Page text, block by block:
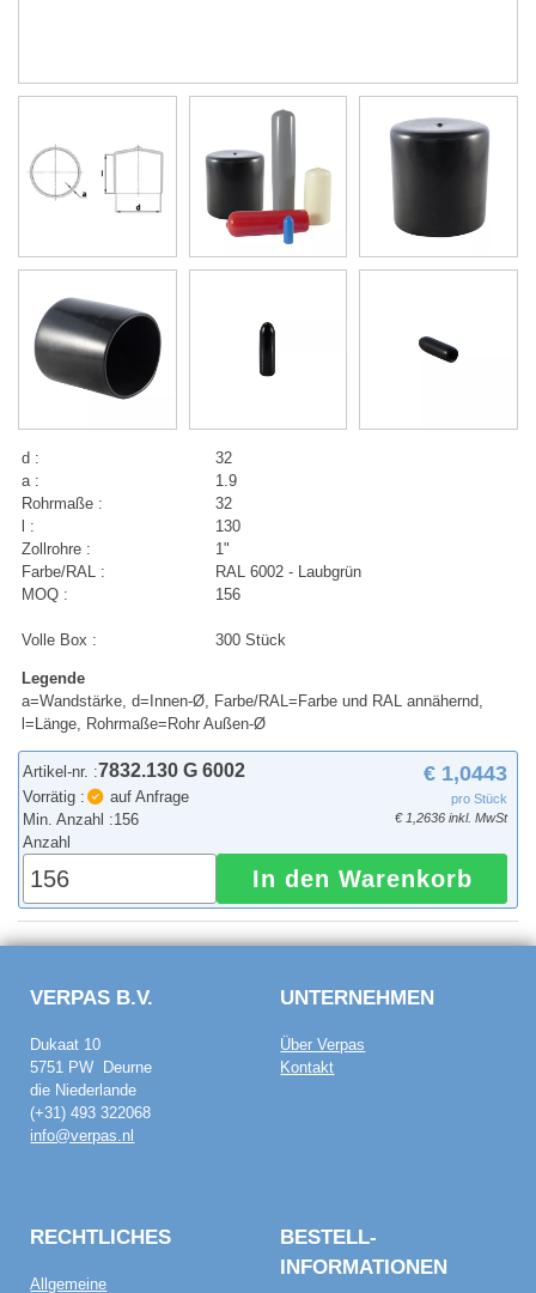
d :
32
a :
1.9
Rohrmaße :
32
l :
130
Zollrohre :
1"
Farbe/RAL :
RAL 6002 - Laubgrün
MOQ :
156
Volle Box : 300 Stück
Legende
a=Wandstärke, d=Innen-Ø, Farbe/RAL=Farbe und RAL annähernd,
l=Länge, Rohrmaße=Rohr Außen-Ø
Artikel-nr. :7832.130 G 6002
Vorrätig :
auf Anfrage
Min. Anzahl :156
€ 1,0443
pro Stück
€ 1,2636 inkl. MwSt
Anzahl
In den Warenkorb
VERPAS B.V.
Dukaat 10
5751 PW Deurne
die Niederlande
(+31) 493 322068
info@verpas.nl
UNTERNEHMEN
Über Verpas
Kontakt
RECHTLICHES
Allgemeine
BESTELL­
INFORMATIONEN